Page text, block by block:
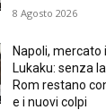
8 Agosto 2026
Napoli, mercato
Lukaku: senza
Rom restano
e i nuovi colpi